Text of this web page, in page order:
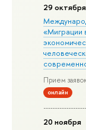
29
«Миграции
Прием
онлайн
20 ноября